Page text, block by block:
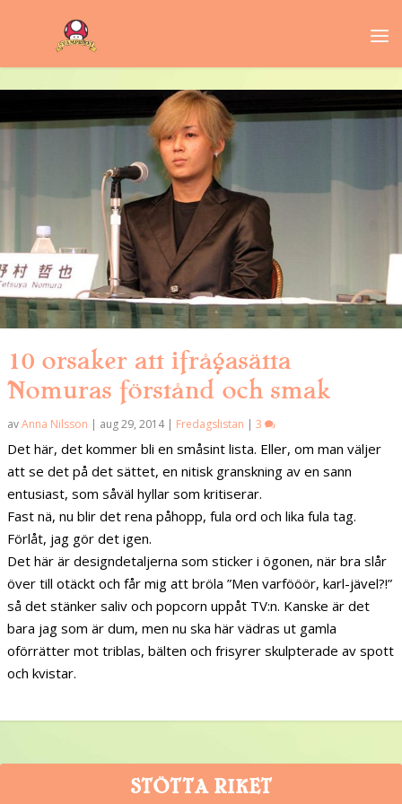
10 orsaker att ifrågasätta
Nomuras förstånd och smak
avAnna Nilsson | aug 29, 2014| Fredagslistan | 3
Det här, det kommer bli en småsint lista. Eller, om man väljer
att se det på det sättet, en nitisk granskning av en sann
entusiast, som såväl hyllar som kritiserar.
Fast nä, nu blir det rena påhopp, fula ord och lika fula tag.
Förlåt, jag gör det igen.
Det här är designdetaljerna som sticker i ögonen, när bra slår
över till otäckt och får mig att bröla ”Men varfööör, karl-jävel?!”
så det stänker saliv och popcorn uppåt TV:n. Kanske är det
bara jag som är dum, men nu ska här vädras ut gamla
oförrätter mot triblas, bälten och frisyrer skulpterade av spott
och kvistar.
STÖTTA RIKET